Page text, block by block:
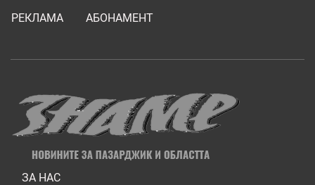
РЕКЛАМА
АБОНАМЕНТ
ЗА НАС